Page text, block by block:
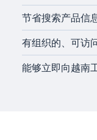
节省搜索产品信
有组织的、可访
能够立即向越南